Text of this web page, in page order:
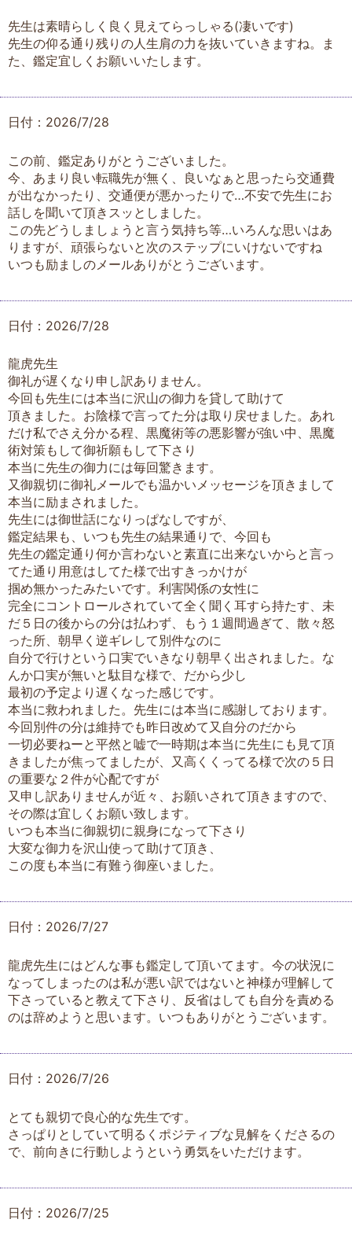
先生は素晴らしく良く見えてらっしゃる(凄いです)
先生の仰る通り残りの人生肩の力を抜いていきますね。ま
た、鑑定宜しくお願いいたします。
日付：2026/7/28
この前、鑑定ありがとうございました。
今、あまり良い転職先が無く、良いなぁと思ったら交通費
が出なかったり、交通便が悪かったりで…不安で先生にお
話しを聞いて頂きスッとしました。
この先どうしましょうと言う気持ち等…いろんな思いはあ
りますが、頑張らないと次のステップにいけないですね
いつも励ましのメールありがとうございます。
日付：2026/7/28
龍虎先生
御礼が遅くなり申し訳ありません。
今回も先生には本当に沢山の御力を貸して助けて
頂きました。お陰様で言ってた分は取り戻せました。あれ
だけ私でさえ分かる程、黒魔術等の悪影響が強い中、黒魔
術対策もして御祈願もして下さり
本当に先生の御力には毎回驚きます。
又御親切に御礼メールでも温かいメッセージを頂きまして
本当に励まされました。
先生には御世話になりっぱなしですが、
鑑定結果も、いつも先生の結果通りで、今回も
先生の鑑定通り何か言わないと素直に出来ないからと言っ
てた通り用意はしてた様で出すきっかけが
掴め無かったみたいです。利害関係の女性に
完全にコントロールされていて全く聞く耳すら持たす、未
だ５日の後からの分は払わず、もう１週間過ぎて、散々怒
った所、朝早く逆ギレして別件なのに
自分で行けという口実でいきなり朝早く出されました。な
んか口実が無いと駄目な様で、だから少し
最初の予定より遅くなった感じです。
本当に救われました。先生には本当に感謝しております。
今回別件の分は維持でも昨日改めて又自分のだから
一切必要ねーと平然と嘘で一時期は本当に先生にも見て頂
きましたが焦ってましたが、又高くくってる様で次の５日
の重要な２件が心配ですが
又申し訳ありませんが近々、お願いされて頂きますので、
その際は宜しくお願い致します。
いつも本当に御親切に親身になって下さり
大変な御力を沢山使って助けて頂き、
この度も本当に有難う御座いました。
日付：2026/7/27
龍虎先生にはどんな事も鑑定して頂いてます。今の状況に
なってしまったのは私が悪い訳ではないと神様が理解して
下さっていると教えて下さり、反省はしても自分を責める
のは辞めようと思います。いつもありがとうございます。
日付：2026/7/26
とても親切で良心的な先生です。
さっぱりとしていて明るくポジティブな見解をくださるの
で、前向きに行動しようという勇気をいただけます。
日付：2026/7/25